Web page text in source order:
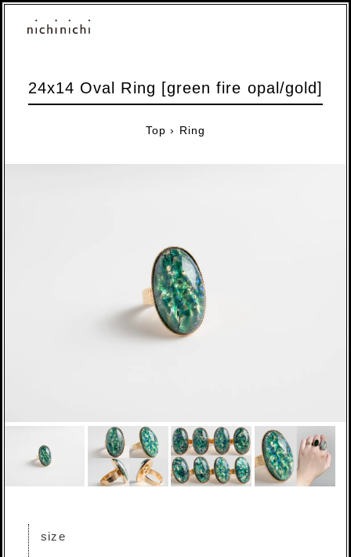
24x14 Oval Ring [green fire opal/gold]
Top › Ring
size